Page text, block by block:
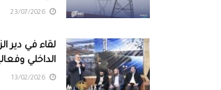
لقاء في دير
الداخلي